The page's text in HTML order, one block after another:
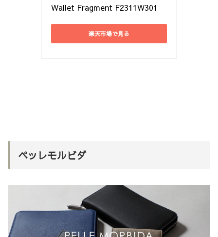
Wallet Fragment F2311W301
楽天市場で見る
ペッレモルビダ